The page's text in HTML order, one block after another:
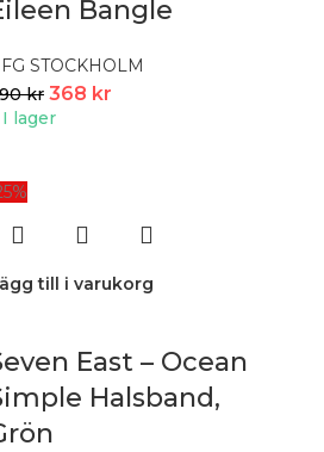
Bangle
STOCKHOLM
kr 368 kr
I lager
till i varukorg
East – Ocean
Halsband,